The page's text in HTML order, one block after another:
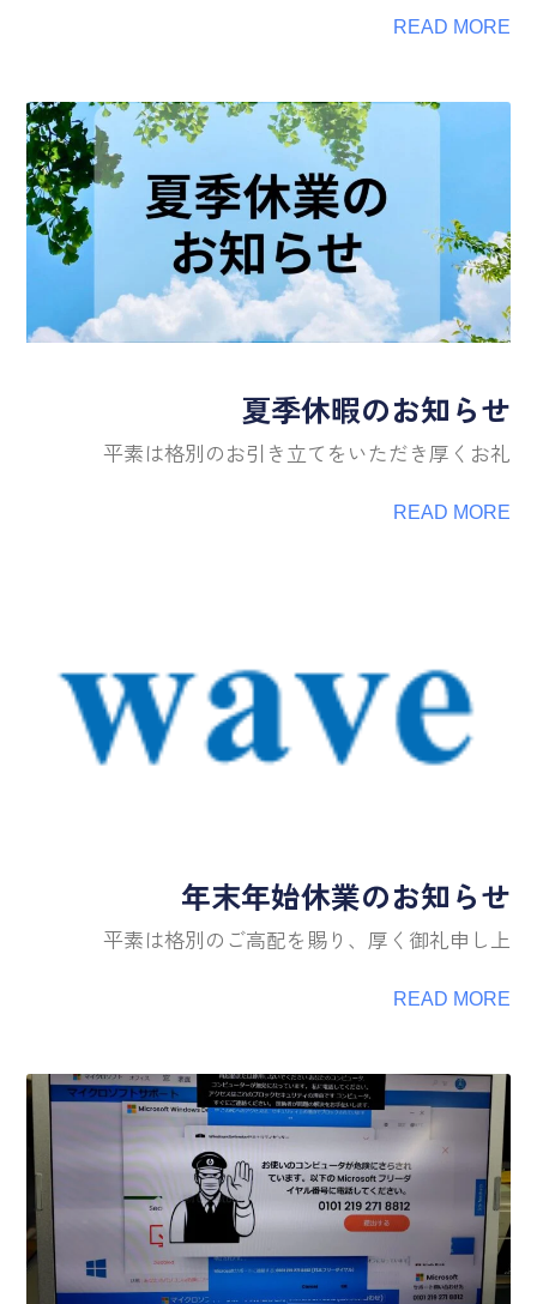
READ MORE
夏季休暇のお知らせ
平素は格別のお引き立てをいただき厚くお礼
READ MORE
年末年始休業のお知らせ
平素は格別のご高配を賜り、厚く御礼申し上
READ MORE